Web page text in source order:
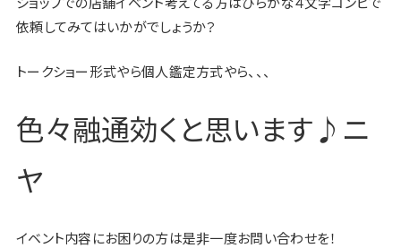
依頼してみてはいかがでしょうか？
トークショー形式やら個人鑑定方式やら、、、
色々融通効くと思います♪ニ
ヤ
イベント内容にお困りの方は是非一度お問い合わせを！